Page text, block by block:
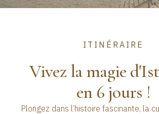
ITINÉRAIRE
Vivez la magie
en 6 jours !
Plongez dans l’histoire fascinante, la